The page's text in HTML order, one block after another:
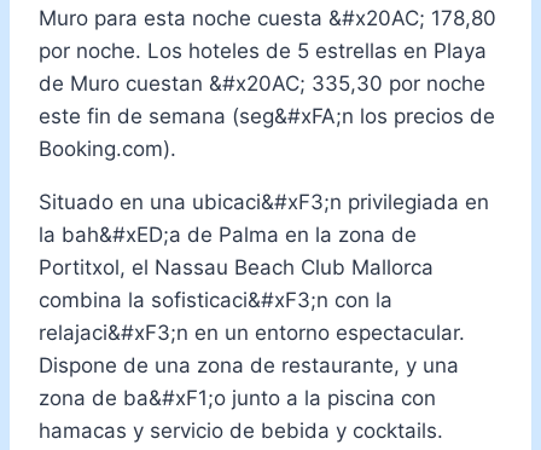
Muro para esta noche cuesta &#x20AC; 178,80
por noche. Los hoteles de 5 estrellas en Playa
de Muro cuestan &#x20AC; 335,30 por noche
este fin de semana (seg&#xFA;n los precios de
Booking.com).
Situado en una ubicaci&#xF3;n privilegiada en
la bah&#xED;a de Palma en la zona de
Portitxol, el Nassau Beach Club Mallorca
combina la sofisticaci&#xF3;n con la
relajaci&#xF3;n en un entorno espectacular.
Dispone de una zona de restaurante, y una
zona de ba&#xF1;o junto a la piscina con
hamacas y servicio de bebida y cocktails.